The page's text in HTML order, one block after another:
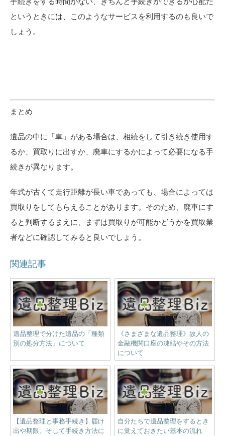
というときには、このようなサービスを利用するのも良いで
しょう。
まとめ
遺品の中に「車」がある場合は、相続をして引き続き使用す
るか、買取りに出すか、廃車にするかによって必要になる手
続きが異なります。
年式が古くて走行距離が長い車であっても、場合によっては
買取りをしてもらえることがあります。そのため、廃車にす
ると判断するまえに、まずは買取りが可能かどうかを買取業
者などに確認してみると良いでしょう。
関連記事
遺品整理で分けた遺品の「種類
別の処分方法」について
《さまざまな遺品整理》故人の
金融機関口座の凍結やその方法
について
【遺品整理と事務手続き】届け
出や期限、そして手続き方法に
自分たちで遺品整理をするとき
に覚えておきたい基本の流れ